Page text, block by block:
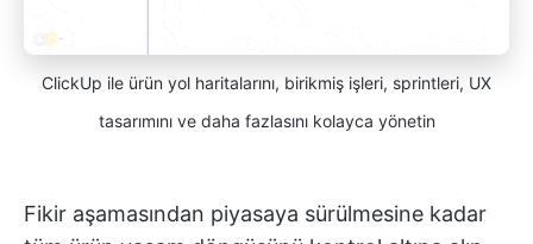
ClickUp ile ürün yol haritalarını, birikmiş işleri, sprintleri, UX
tasarımını ve daha fazlasını kolayca yönetin
Fikir aşamasından piyasaya sürülmesine kadar